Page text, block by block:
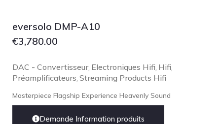
eversolo DMP-A10
€3,780.00
DAC - Convertisseur, Electroniques Hifi Hifi
Préamplificateurs Streaming Products Hifi
Masterpiece Flagship Experience Heavenly Sound
Demande Information produits